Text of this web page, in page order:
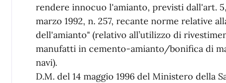
rendere innocuo l'amianto, previsti dall'art.
marzo 1992, n. 257, recante norme relative
dell'amianto" (relativo all’utilizzo di
manufatti in cemento-amianto/bonifica di
navi).
D.M. del 14 maggio 1996 del Ministero della